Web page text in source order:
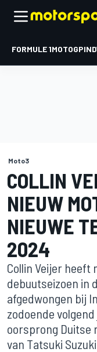
FORMULE 1MOTOGP
Moto3
COLLIN
NIEUW
NIEUWE
2024
Collin Veijer
debuutseizoen in
afgedwongen bij
zodoende
oorsprong Duitse
van Tatsuki